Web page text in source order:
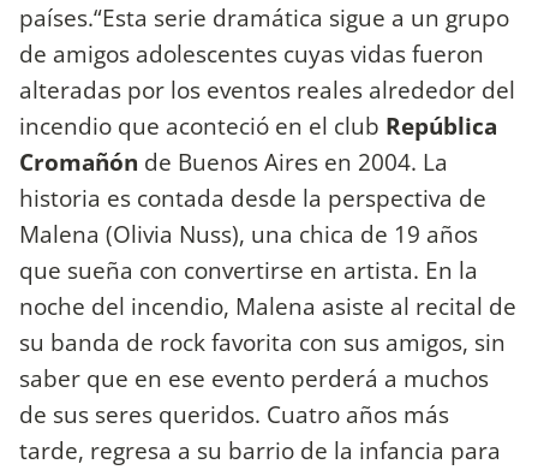
países.“Esta serie dramática sigue a un grupo
de amigos adolescentes cuyas vidas fueron
alteradas por los eventos reales alrededor del
incendio que aconteció en el club República
Cromañón de Buenos Aires en 2004. La
historia es contada desde la perspectiva de
Malena (Olivia Nuss), una chica de 19 años
que sueña con convertirse en artista. En la
noche del incendio, Malena asiste al recital de
su banda de rock favorita con sus amigos, sin
saber que en ese evento perderá a muchos
de sus seres queridos. Cuatro años más
tarde, regresa a su barrio de la infancia para